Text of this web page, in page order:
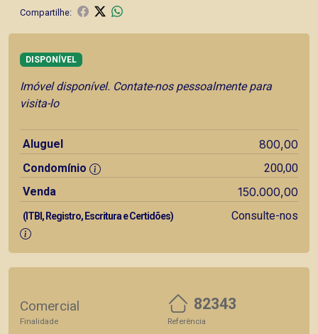
Compartilhe:
DISPONÍVEL
Imóvel disponível. Contate-nos pessoalmente para
visita-lo
Aluguel 800,00
Condomínio
200,00
Venda
150.000,00
(ITBI, Registro, Escritura e Certidões) Consulte-nos
Comercial
Finalidade
82343
Referência